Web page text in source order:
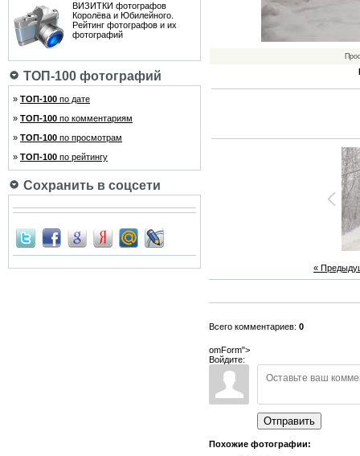
ВИЗИТКИ фотографов
Королёва и Юбилейного.
Рейтинг фотографов и их
фотографий
ТОП-100 фотографий
» ТОП-100 по дате
» ТОП-100 по комментариям
» ТОП-100 по просмотрам
» ТОП-100 по рейтингу
Сохранить в соцсети
«
Всего комментариев: 0
omForm">
Войдите:
Отправить
Похожие фотографии: